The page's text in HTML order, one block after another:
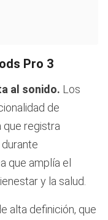
Pro 3
al sonido. Los
de
registra
que amplía el
y la salud.
alta definición, que